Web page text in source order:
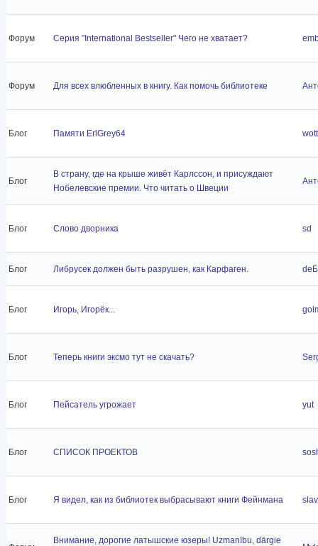
Форум Серия "International Bestseller" Чего не хватает?
Форум Для всех влюбленных в книгу. Как помочь библиотеке
Блог Памяти ErlGrey64
Блог
В страну, где на крыше живёт Карлссон, и присуждают
Нобелевские премии. Что читать о Швеции
Блог Слово дворника sd
Блог Либрусек должен быть разрушен, как Карфаген.
Блог Игорь, Игорёк...
Блог Теперь книги эксмо тут не скачать?
Блог Пейсатель угрожает yut
Блог СПИСОК ПРОЕКТОВ
Блог Я видел, как из библиотек выбрасывают книги Фейнмана
Внимание, дорогие латышские юзеры! Uzmanību, dārgie